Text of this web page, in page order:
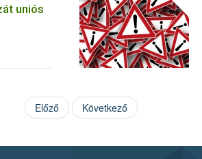
uniós
Előző Következő